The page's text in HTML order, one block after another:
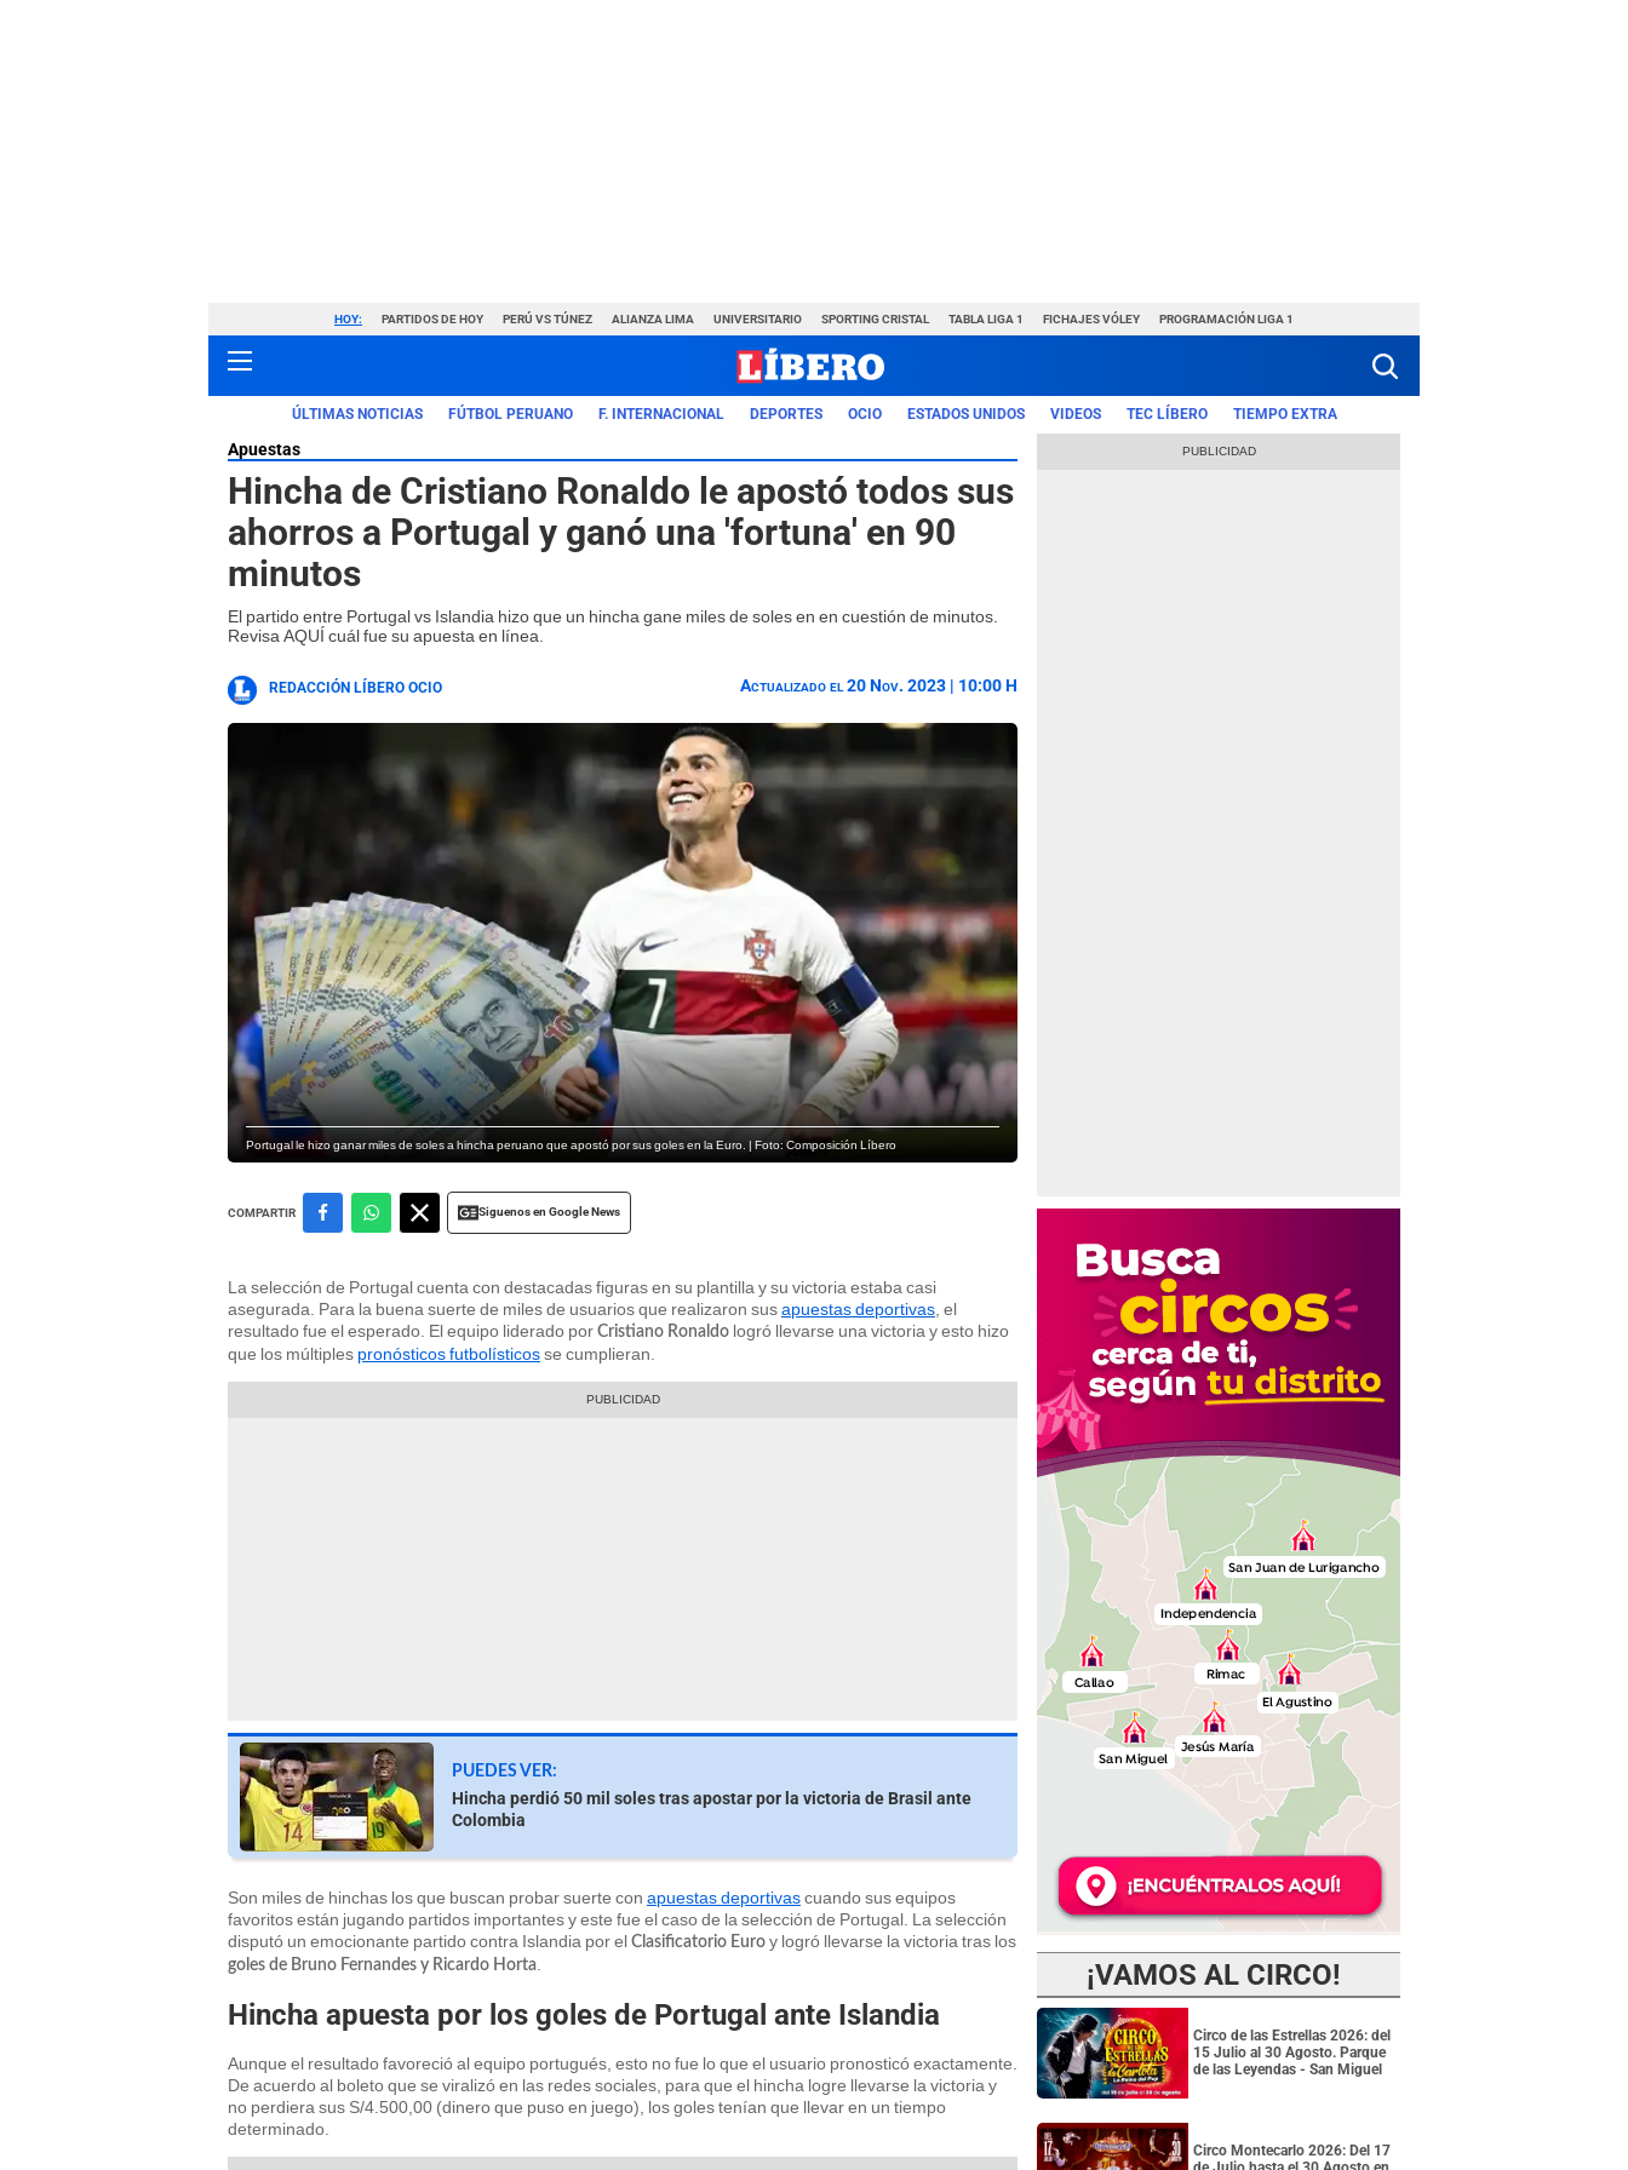
HOY: PARTIDOS DE HOY PERÚ VS TÚNEZ ALIANZA LIMA UNIVERSITARIO SPORTING CRISTAL TABLA LIGA 1 FICHAJES VÓLEY PROGRAMACIÓN LIGA 1
ÚLTIMAS NOTICIAS FÚTBOL PERUANO F. INTERNACIONAL DEPORTES OCIO ESTADOS UNIDOS VIDEOS TEC LÍBERO TIEMPO EXTRA
Apuestas
Hincha de Cristiano Ronaldo le apostó todos sus
ahorros a Portugal y ganó una 'fortuna' en 90
minutos
El partido entre Portugal vs Islandia hizo que un hincha gane miles de soles en en cuestión de minutos.
Revisa AQUÍ cuál fue su apuesta en línea.
REDACCIÓN LÍBERO OCIO Actualizado el 20 Nov. 2023 | 10:00 H
Portugal le hizo ganar miles de soles a hincha peruano que apostó por sus goles en la Euro. | Foto: Composición Líbero
COMPARTIR Siguenos en Google News
La selección de Portugal cuenta con destacadas figuras en su plantilla y su victoria estaba casi
asegurada. Para la buena suerte de miles de usuarios que realizaron susapuestas deportivas , el
resultado fue el esperado. El equipo liderado por Cristiano Ronaldo logró llevarse una victoria y esto hizo
que los múltiples pronósticos futbolísticosse cumplieran.
PUEDES VER:
Hincha perdió 50 mil soles tras apostar por la victoria de Brasil ante
Colombia
Son miles de hinchas los que buscan probar suerte con apuestas deportivascuando sus equipos
favoritos están jugando partidos importantes y este fue el caso de la selección de Portugal. La selección
disputó un emocionante partido contra Islandia por el Clasificatorio Euro y logró llevarse la victoria tras los
goles de Bruno Fernandes y Ricardo Horta
Hincha apuesta por los goles de Portugal ante Islandia
Aunque el resultado favoreció al equipo portugués, esto no fue lo que el usuario pronosticó exactamente.
De acuerdo al boleto que se viralizó en las redes sociales, para que el hincha logre llevarse la victoria y
no perdiera sus S/4.500,00 (dinero que puso en juego), los goles tenían que llevar en un tiempo
determinado.
¡VAMOS AL CIRCO!
Circo de las Estrellas 2026: del
15 Julio al 30 Agosto. Parque
de las Leyendas - San Miguel
Circo Montecarlo 2026: Del 17